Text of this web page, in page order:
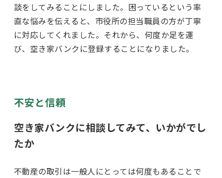
談をしてみることにしました。困っているという率
直な悩みを伝えると、市役所の担当職員の方が丁寧
に対応してくれました。それから、何度か足を運
び、空き家バンクに登録することになりました。
不安と信頼
空き家バンクに相談してみて、いかがでし
たか
不動産の取引は一般人にとっては何度もあることで